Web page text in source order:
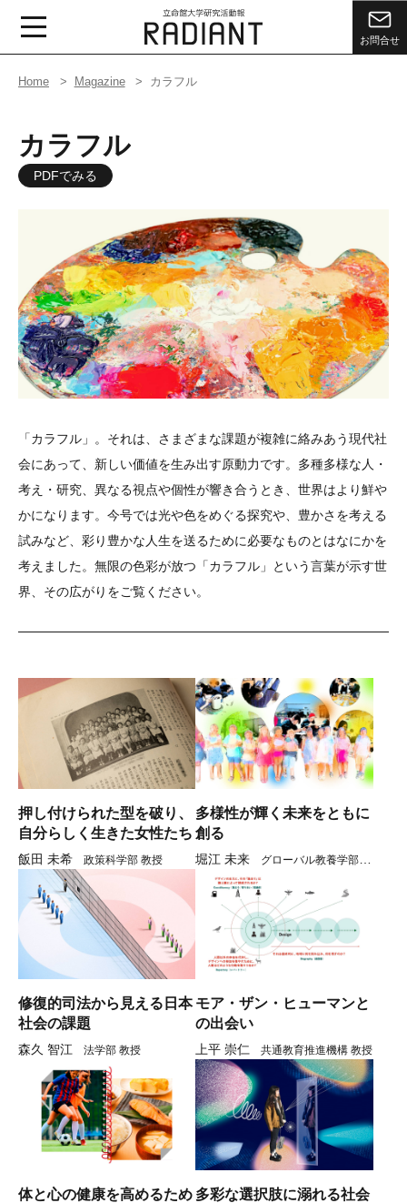
お問合せ
Home Magazine カラフル
カラフル
PDFでみる
「カラフル」。それは、さまざまな課題が複雑に絡みあう現代社
会にあって、新しい価値を生み出す原動力です。多種多様な人・
考え・研究、異なる視点や個性が響き合うとき、世界はより鮮や
かになります。今号では光や色をめぐる探究や、豊かさを考える
試みなど、彩り豊かな人生を送るために必要なものとはなにかを
考えました。無限の色彩が放つ「カラフル」という言葉が示す世
界、その広がりをご覧ください。
押し付けられた型を破り、
自分らしく生きた女性たち
飯田 未希 政策科学部 教授
多様性が輝く未来をともに
創る
堀江 未来
グローバル教養学部 教
修復的司法から見える日本
社会の課題
森久 智江 法学部 教授
モア・ザン・ヒューマンと
の出会い
上平 崇仁 共通教育推進機構 教授
体と心の健康を高めるため 多彩な選択肢に溺れる社会